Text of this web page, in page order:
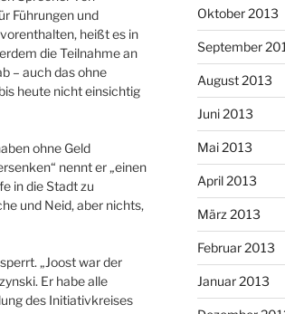
Führungen und
heißt es in
die Teilnahme an
– auch das ohne
heute nicht einsichtig
ohne Geld
nennt er „einen
in die Stadt zu
und Neid, aber nichts,
„Joost war der
Er habe alle
des Initiativkreises
Oktober 2013
September
August 2013
Juni 2013
Mai 2013
April 2013
März 2013
Februar 2013
Januar 2013